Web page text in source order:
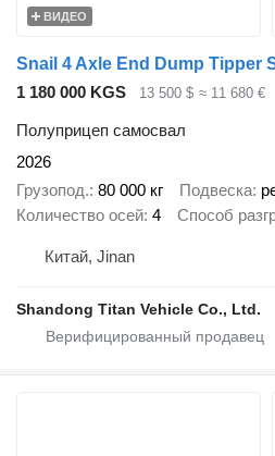
ВИДЕО
1 180 000 KGS 13 500 $ ≈ 11 680 €
Полуприцеп самосвал
2026
Грузопод. 80 000 кг Подвеска
Количество осей 4 Способ
Китай, Jinan
Shandong Titan Vehicle Co., Ltd.